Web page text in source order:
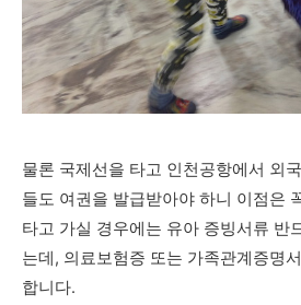
물론 국제선을 타고 인천공항에서 외
들도 여권을 발급받아야 하니 이점은
타고 가실 경우에는 유아 증빙서류 반
는데, 의료보험증 또는 가족관계증명
합니다.